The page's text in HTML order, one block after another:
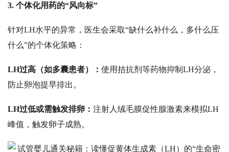
测），因为后者在促排用药期间准确率不高。
3. 个体化用药的“风向标”
针对LH水平的异常，医生会采取“缺什么补什么，多什么压
什么”的个体化策略：
LH过高（如多囊患者）： 使用拮抗剂等药物抑制 LH分泌，
防止卵泡提早排出。
LH过低或需触发排卵： 注射人绒毛膜促性腺激素来模拟LH
峰值，触发卵子成熟。